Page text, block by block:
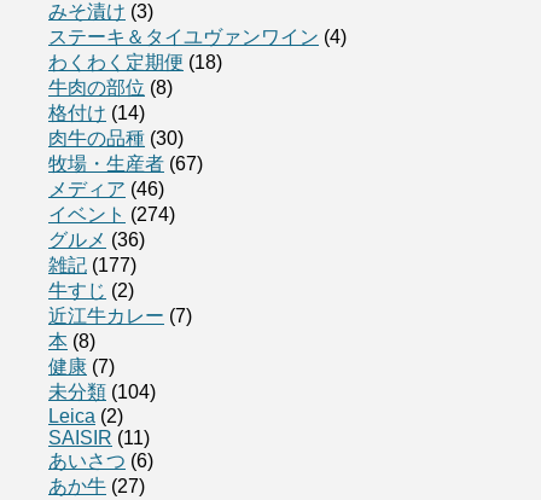
みそ漬け (3)
ステーキ＆タイユヴァンワイン (4)
わくわく定期便 (18)
牛肉の部位 (8)
格付け (14)
肉牛の品種 (30)
牧場・生産者 (67)
メディア (46)
イベント (274)
グルメ (36)
雑記 (177)
牛すじ (2)
近江牛カレー (7)
本 (8)
健康 (7)
未分類 (104)
Leica (2)
SAISIR (11)
あいさつ (6)
あか牛 (27)